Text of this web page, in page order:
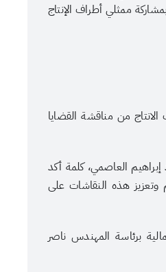
الاجتماعي في نسخته الخامسة عشرة، اليوم الثلاثاء الموافق 25 فبراير 2025، بمشاركة ممثلي أطراف الإنتاج
من مناقشة القضايا
العاصمي، كلمة أكد
وتعزيز هذه النقاشات على
برئاسة المهندس ناصر
الصورة
آل دويس